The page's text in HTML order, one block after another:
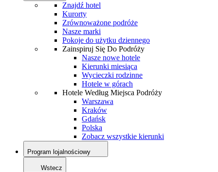
Znajdź hotel
Kurorty
Zrównoważone podróże
Nasze marki
Pokoje do użytku dziennego
Zainspiruj Się Do Podróży
Nasze nowe hotele
Kierunki miesiąca
Wycieczki rodzinne
Hotele w górach
Hotele Według Miejsca Podróży
Warszawa
Kraków
Gdańsk
Polska
Zobacz wszystkie kierunki
Program lojalnościowy
Wstecz